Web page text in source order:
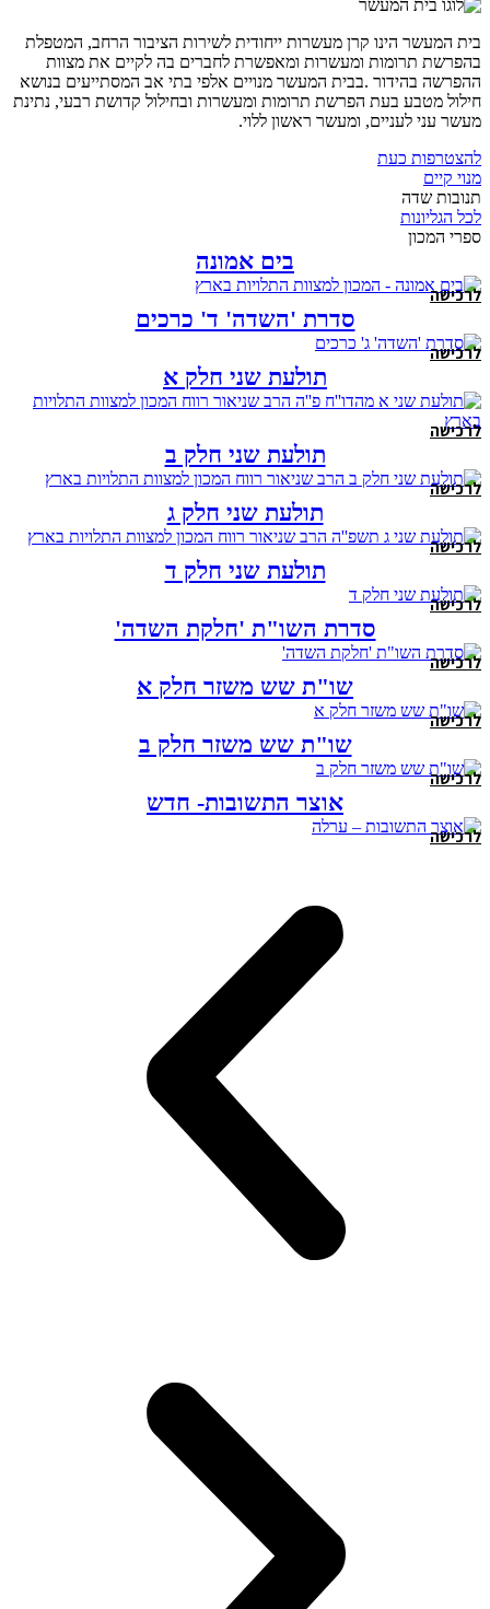
בית המעשר הינו קרן מעשרות ייחודית לשירות הציבור הרחב, המטפלת
בהפרשת תרומות ומעשרות ומאפשרת לחברים בה לקיים את מצוות
ההפרשה בהידור .בבית המעשר מנויים אלפי בתי אב המסתייעים בנושא
חילול מטבע בעת הפרשת תרומות ומעשרות ובחילול קדושת רבעי, נתינת
מעשר עני לעניים, ומעשר ראשון ללוי.
להצטרפות כעת
מנוי קיים
תנובות שדה
לכל הגליונות
ספרי המכון
בים אמונה
לרכישה
סדרת 'השדה' ד' כרכים
לרכישה
תולעת שני חלק א
לרכישה
תולעת שני חלק ב
לרכישה
תולעת שני חלק ג
לרכישה
תולעת שני חלק ד
לרכישה
סדרת השו"ת 'חלקת השדה'
לרכישה
שו"ת שש משזר חלק א
לרכישה
שו"ת שש משזר חלק ב
לרכישה
אוצר התשובות- חדש
לרכישה